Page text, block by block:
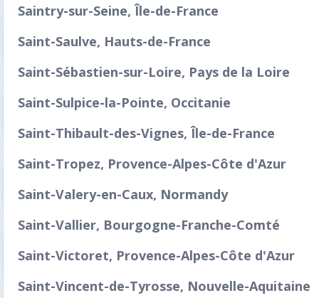
Saintry-sur-Seine, Île-de-France
Saint-Saulve, Hauts-de-France
Saint-Sébastien-sur-Loire, Pays de la Loire
Saint-Sulpice-la-Pointe, Occitanie
Saint-Thibault-des-Vignes, Île-de-France
Saint-Tropez, Provence-Alpes-Côte d'Azur
Saint-Valery-en-Caux, Normandy
Saint-Vallier, Bourgogne-Franche-Comté
Saint-Victoret, Provence-Alpes-Côte d'Azur
Saint-Vincent-de-Tyrosse, Nouvelle-Aquitaine